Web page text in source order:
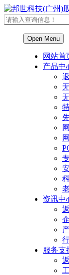
Open Menu
网站首
产品中
资讯中
服务支